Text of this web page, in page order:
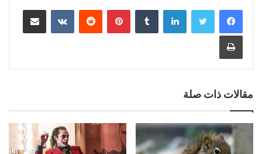
لينكدإن بينتيريست مشاركة عبر البريد
طباعة
مقالات ذات صلة